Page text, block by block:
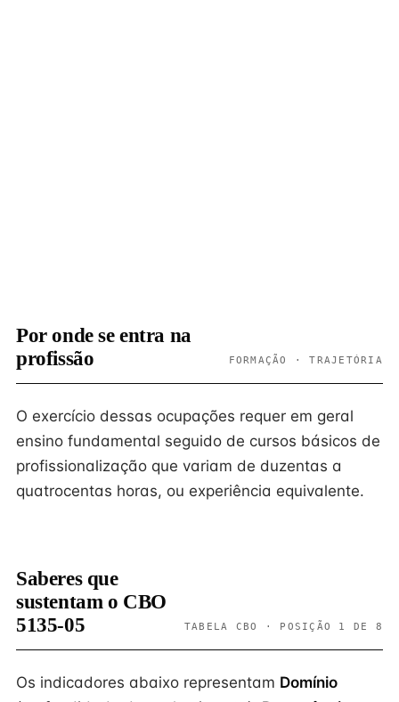
Por onde se entra na
profissão
FORMAÇÃO · TRAJETÓRIA
O exercício dessas ocupações requer em geral
ensino fundamental seguido de cursos básicos de
profissionalização que variam de duzentas a
quatrocentas horas, ou experiência equivalente.
Saberes que
sustentam o CBO
5135-05
TABELA CBO · POSIÇÃO 1 DE 8
Os indicadores abaixo representam Domínio